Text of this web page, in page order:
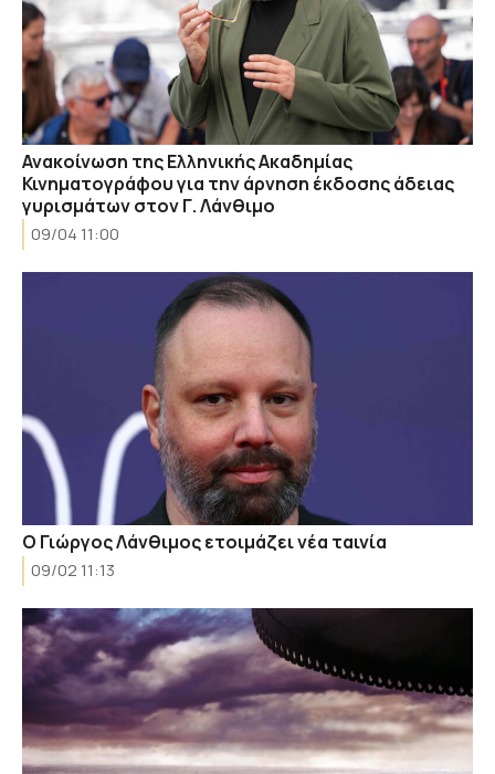
Ανακοίνωση της Ελληνικής Ακαδημίας
Κινηματογράφου για την άρνηση έκδοσης άδειας
γυρισμάτων στον Γ. Λάνθιμο
09/04 11:00
Ο Γιώργος Λάνθιμος ετοιμάζει νέα ταινία
09/02 11:13